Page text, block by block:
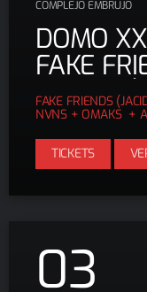
COMPLEJO EMBRUJO
DOMO
FAKE
&
LESSSS
FAKE FRIENDS
NVNS + OMAKS +
TICKETS
03